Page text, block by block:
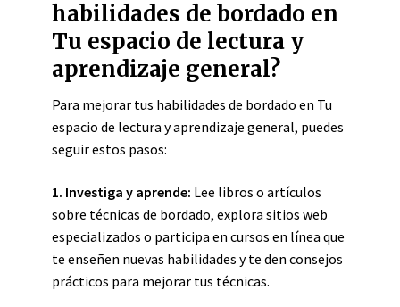
habilidades de bordado en
Tu espacio de lectura y
aprendizaje general?
Para mejorar tus habilidades de bordado en Tu
espacio de lectura y aprendizaje general, puedes
seguir estos pasos:
1. Investiga y aprende: Lee libros o artículos
sobre técnicas de bordado, explora sitios web
especializados o participa en cursos en línea que
te enseñen nuevas habilidades y te den consejos
prácticos para mejorar tus técnicas.